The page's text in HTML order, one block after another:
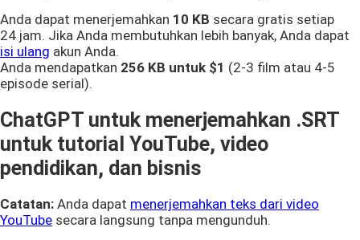
Anda dapat menerjemahkan 10 KB secara gratis setiap
24 jam. Jika Anda membutuhkan lebih banyak, Anda dapat
isi ulang akun Anda.
Anda mendapatkan 256 KB untuk $1 (2-3 film atau 4-5
episode serial).
ChatGPT untuk menerjemahkan .SRT
untuk tutorial YouTube, video
pendidikan, dan bisnis
Catatan: Anda dapat menerjemahkan teks dari video
YouTube secara langsung tanpa mengunduh.